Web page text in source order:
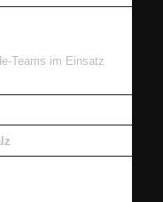
Teams im Einsatz